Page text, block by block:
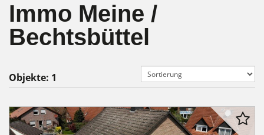
Immo Meine /
Bechtsbüttel
Objekte: 1